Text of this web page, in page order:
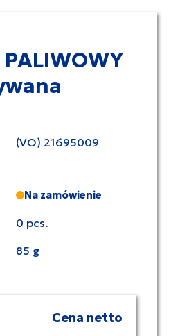
PALIWOWY
(VO) 21695009
Na zamówienie
0 pcs.
85 g
Cena netto